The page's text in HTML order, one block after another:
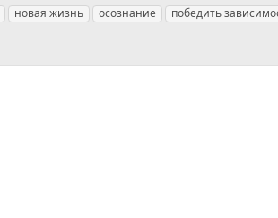
новая жизнь осознание победить